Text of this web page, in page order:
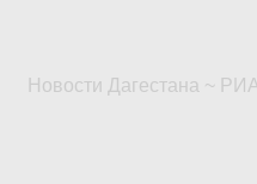
Новости Дагестана ~